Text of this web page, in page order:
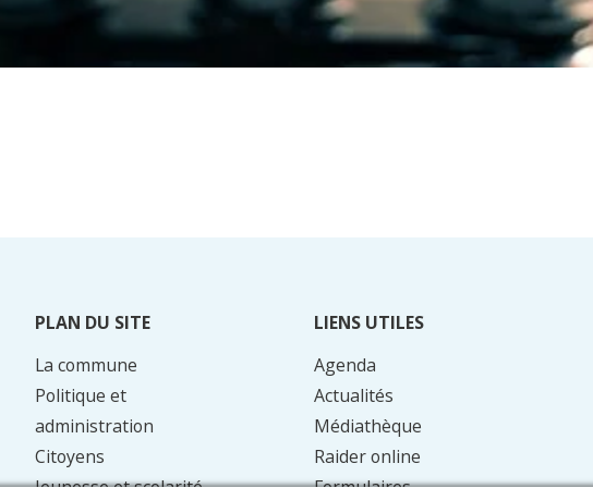
PLAN DU SITE
La commune
Politique et
administration
Citoyens
LIENS UTILES
Agenda
Actualités
Médiathèque
Raider online